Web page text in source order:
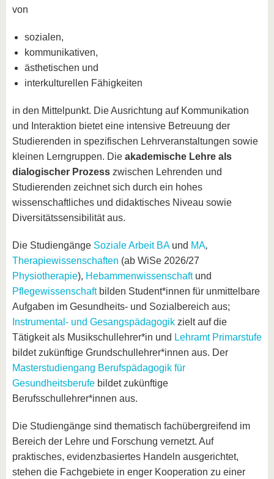
von
sozialen,
kommunikativen,
ästhetischen und
interkulturellen Fähigkeiten
in den Mittelpunkt. Die Ausrichtung auf Kommunikation
und Interaktion bietet eine intensive Betreuung der
Studierenden in spezifischen Lehrveranstaltungen sowie
kleinen Lerngruppen. Die akademische Lehre als
dialogischer Prozess zwischen Lehrenden und
Studierenden zeichnet sich durch ein hohes
wissenschaftliches und didaktisches Niveau sowie
Diversitätssensibilität aus.
Die Studiengänge Soziale Arbeit BA und MA,
Therapiewissenschaften (ab WiSe 2026/27
Physiotherapie), Hebammenwissenschaftund
Pflegewissenschaftbilden Student*innen für unmittelbare
Aufgaben im Gesundheits- und Sozialbereich aus;
Instrumental- und Gesangspädagogik zielt auf die
Tätigkeit als Musikschullehrer*in und Lehramt Primarstufe
bildet zukünftige Grundschullehrer*innen aus. Der
Masterstudiengang Berufspädagogik für
Gesundheitsberufe bildet zukünftige
Berufsschullehrer*innen aus.
Die Studiengänge sind thematisch fachübergreifend im
Bereich der Lehre und Forschung vernetzt. Auf
praktisches, evidenzbasiertes Handeln ausgerichtet,
stehen die Fachgebiete in enger Kooperation zu einer